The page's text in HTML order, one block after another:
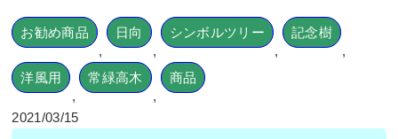
お勧め商品
,
日向
,
シンボルツリー
,
記念樹
,
洋風用
,
常緑高木
,
商品
2021/03/15